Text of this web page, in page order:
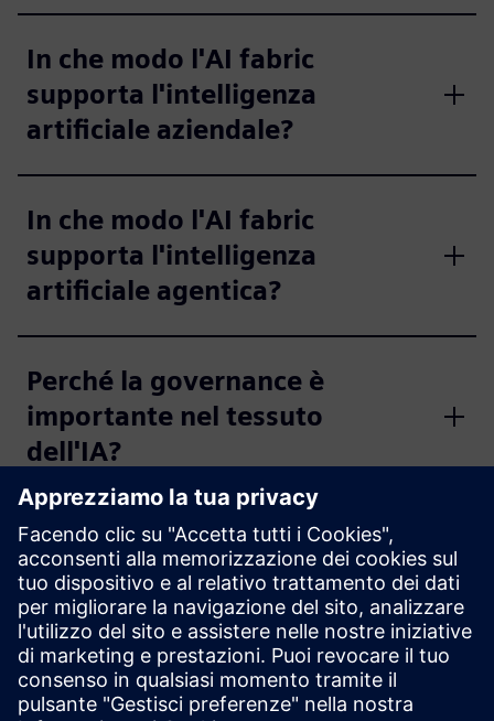
In che modo l'AI fabric
supporta l'intelligenza
artificiale aziendale?
In che modo l'AI fabric
supporta l'intelligenza
artificiale agentica?
Perché la governance è
importante nel tessuto
dell'IA?
Che ruolo giocano i grafici
della conoscenza nel tessuto
dell'intelligenza artificiale?
Quali sono i vantaggi aziendali